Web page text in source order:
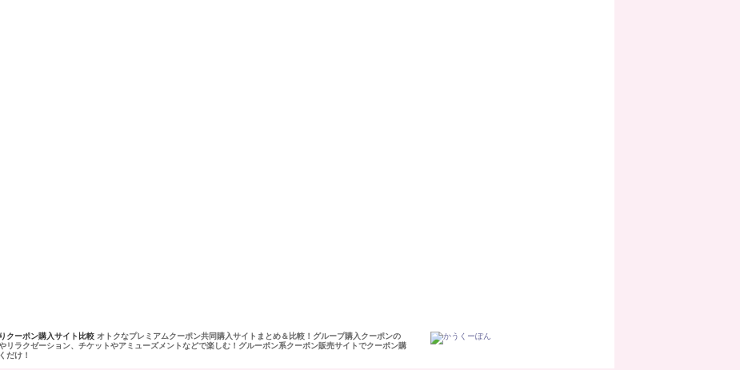
クーポン購入サイト比較 オトクなプレミアムクーポン共同購入サイトまとめ＆比較！グループ購入クーポンの
リラクゼーション、チケットやアミューズメントなどで楽しむ！グルーポン系クーポン販売サイトでクーポン購
だけ！